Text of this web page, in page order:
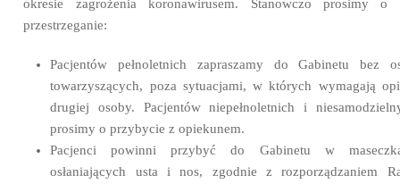
okresie zagrożenia koronawirusem. Stanowczo prosimy o
przestrzeganie:
Pacjentów pełnoletnich zapraszamy do Gabinetu bez
towarzyszących, poza sytuacjami, w których wymagają
drugiej osoby. Pacjentów niepełnoletnich i
prosimy o przybycie z opiekunem.
Pacjenci powinni przybyć do Gabinetu w
osłaniających usta i nos, zgodnie z rozporządzaniem